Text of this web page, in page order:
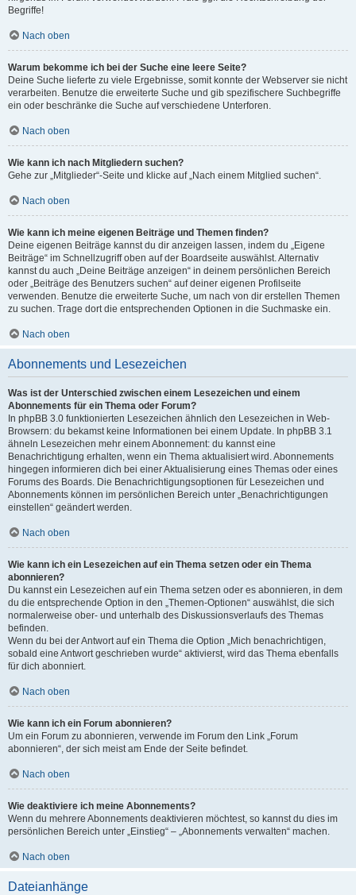
Begriffe!
Nach oben
Warum bekomme ich bei der Suche eine leere Seite?
Deine Suche lieferte zu viele Ergebnisse, somit konnte der Webserver sie nicht
verarbeiten. Benutze die erweiterte Suche und gib spezifischere Suchbegriffe
ein oder beschränke die Suche auf verschiedene Unterforen.
Nach oben
Wie kann ich nach Mitgliedern suchen?
Gehe zur „Mitglieder“-Seite und klicke auf „Nach einem Mitglied suchen“.
Nach oben
Wie kann ich meine eigenen Beiträge und Themen finden?
Deine eigenen Beiträge kannst du dir anzeigen lassen, indem du „Eigene
Beiträge“ im Schnellzugriff oben auf der Boardseite auswählst. Alternativ
kannst du auch „Deine Beiträge anzeigen“ in deinem persönlichen Bereich
oder „Beiträge des Benutzers suchen“ auf deiner eigenen Profilseite
verwenden. Benutze die erweiterte Suche, um nach von dir erstellen Themen
zu suchen. Trage dort die entsprechenden Optionen in die Suchmaske ein.
Nach oben
Abonnements und Lesezeichen
Was ist der Unterschied zwischen einem Lesezeichen und einem
Abonnements für ein Thema oder Forum?
In phpBB 3.0 funktionierten Lesezeichen ähnlich den Lesezeichen in Web-
Browsern: du bekamst keine Informationen bei einem Update. In phpBB 3.1
ähneln Lesezeichen mehr einem Abonnement: du kannst eine
Benachrichtigung erhalten, wenn ein Thema aktualisiert wird. Abonnements
hingegen informieren dich bei einer Aktualisierung eines Themas oder eines
Forums des Boards. Die Benachrichtigungsoptionen für Lesezeichen und
Abonnements können im persönlichen Bereich unter „Benachrichtigungen
einstellen“ geändert werden.
Nach oben
Wie kann ich ein Lesezeichen auf ein Thema setzen oder ein Thema
abonnieren?
Du kannst ein Lesezeichen auf ein Thema setzen oder es abonnieren, in dem
du die entsprechende Option in den „Themen-Optionen“ auswählst, die sich
normalerweise ober- und unterhalb des Diskussionsverlaufs des Themas
befinden.
Wenn du bei der Antwort auf ein Thema die Option „Mich benachrichtigen,
sobald eine Antwort geschrieben wurde“ aktivierst, wird das Thema ebenfalls
für dich abonniert.
Nach oben
Wie kann ich ein Forum abonnieren?
Um ein Forum zu abonnieren, verwende im Forum den Link „Forum
abonnieren“, der sich meist am Ende der Seite befindet.
Nach oben
Wie deaktiviere ich meine Abonnements?
Wenn du mehrere Abonnements deaktivieren möchtest, so kannst du dies im
persönlichen Bereich unter „Einstieg“ – „Abonnements verwalten“ machen.
Nach oben
Dateianhänge